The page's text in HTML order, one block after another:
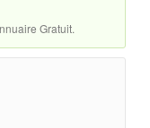
Gratuit.